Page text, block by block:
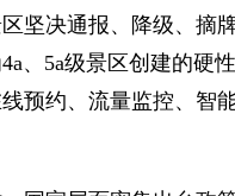
坚决通报、降级、摘
、5a级景区创建的硬
预约、流量监控、智